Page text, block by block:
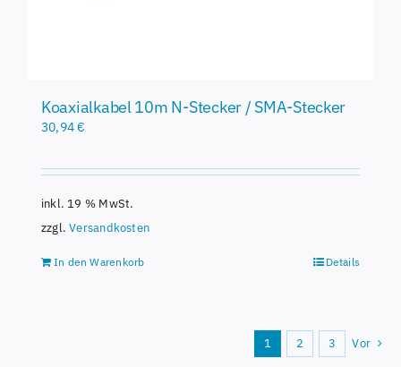
Koaxialkabel 10m N-Stecker / SMA-Stecker
30,94€
inkl. 19 % MwSt.
zzgl.Versandkosten
In den Warenkorb Details
1 2 3 Vor